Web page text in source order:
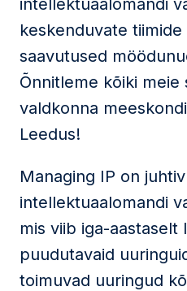
intellektuaalomandi
keskenduvate
saavutused
Õnnitleme kõiki meie
valdkonna
Leedus!
Managing IP on
intellektuaalomandi
mis viib iga-aastaselt
puudutavaid
toimuvad uuringud